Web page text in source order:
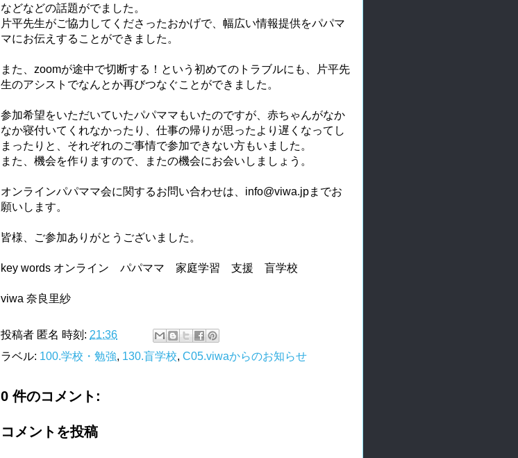
などなどの話題がでました。
片平先生がご協力してくださったおかげで、幅広い情報提供をパパマ
マにお伝えすることができました。
また、zoomが途中で切断する！という初めてのトラブルにも、片平先
生のアシストでなんとか再びつなぐことができました。
参加希望をいただいていたパパママもいたのですが、赤ちゃんがなか
なか寝付いてくれなかったり、仕事の帰りが思ったより遅くなってし
まったりと、それぞれのご事情で参加できない方もいました。
また、機会を作りますので、またの機会にお会いしましょう。
オンラインパパママ会に関するお問い合わせは、info@viwa.jpまでお
願いします。
皆様、ご参加ありがとうございました。
key words オンライン パパママ 家庭学習 支援 盲学校
viwa 奈良里紗
投稿者 匿名 時刻: 21:36
ラベル: 100.学校・勉強, 130.盲学校, C05.viwaからのお知らせ
0 件のコメント:
コメントを投稿